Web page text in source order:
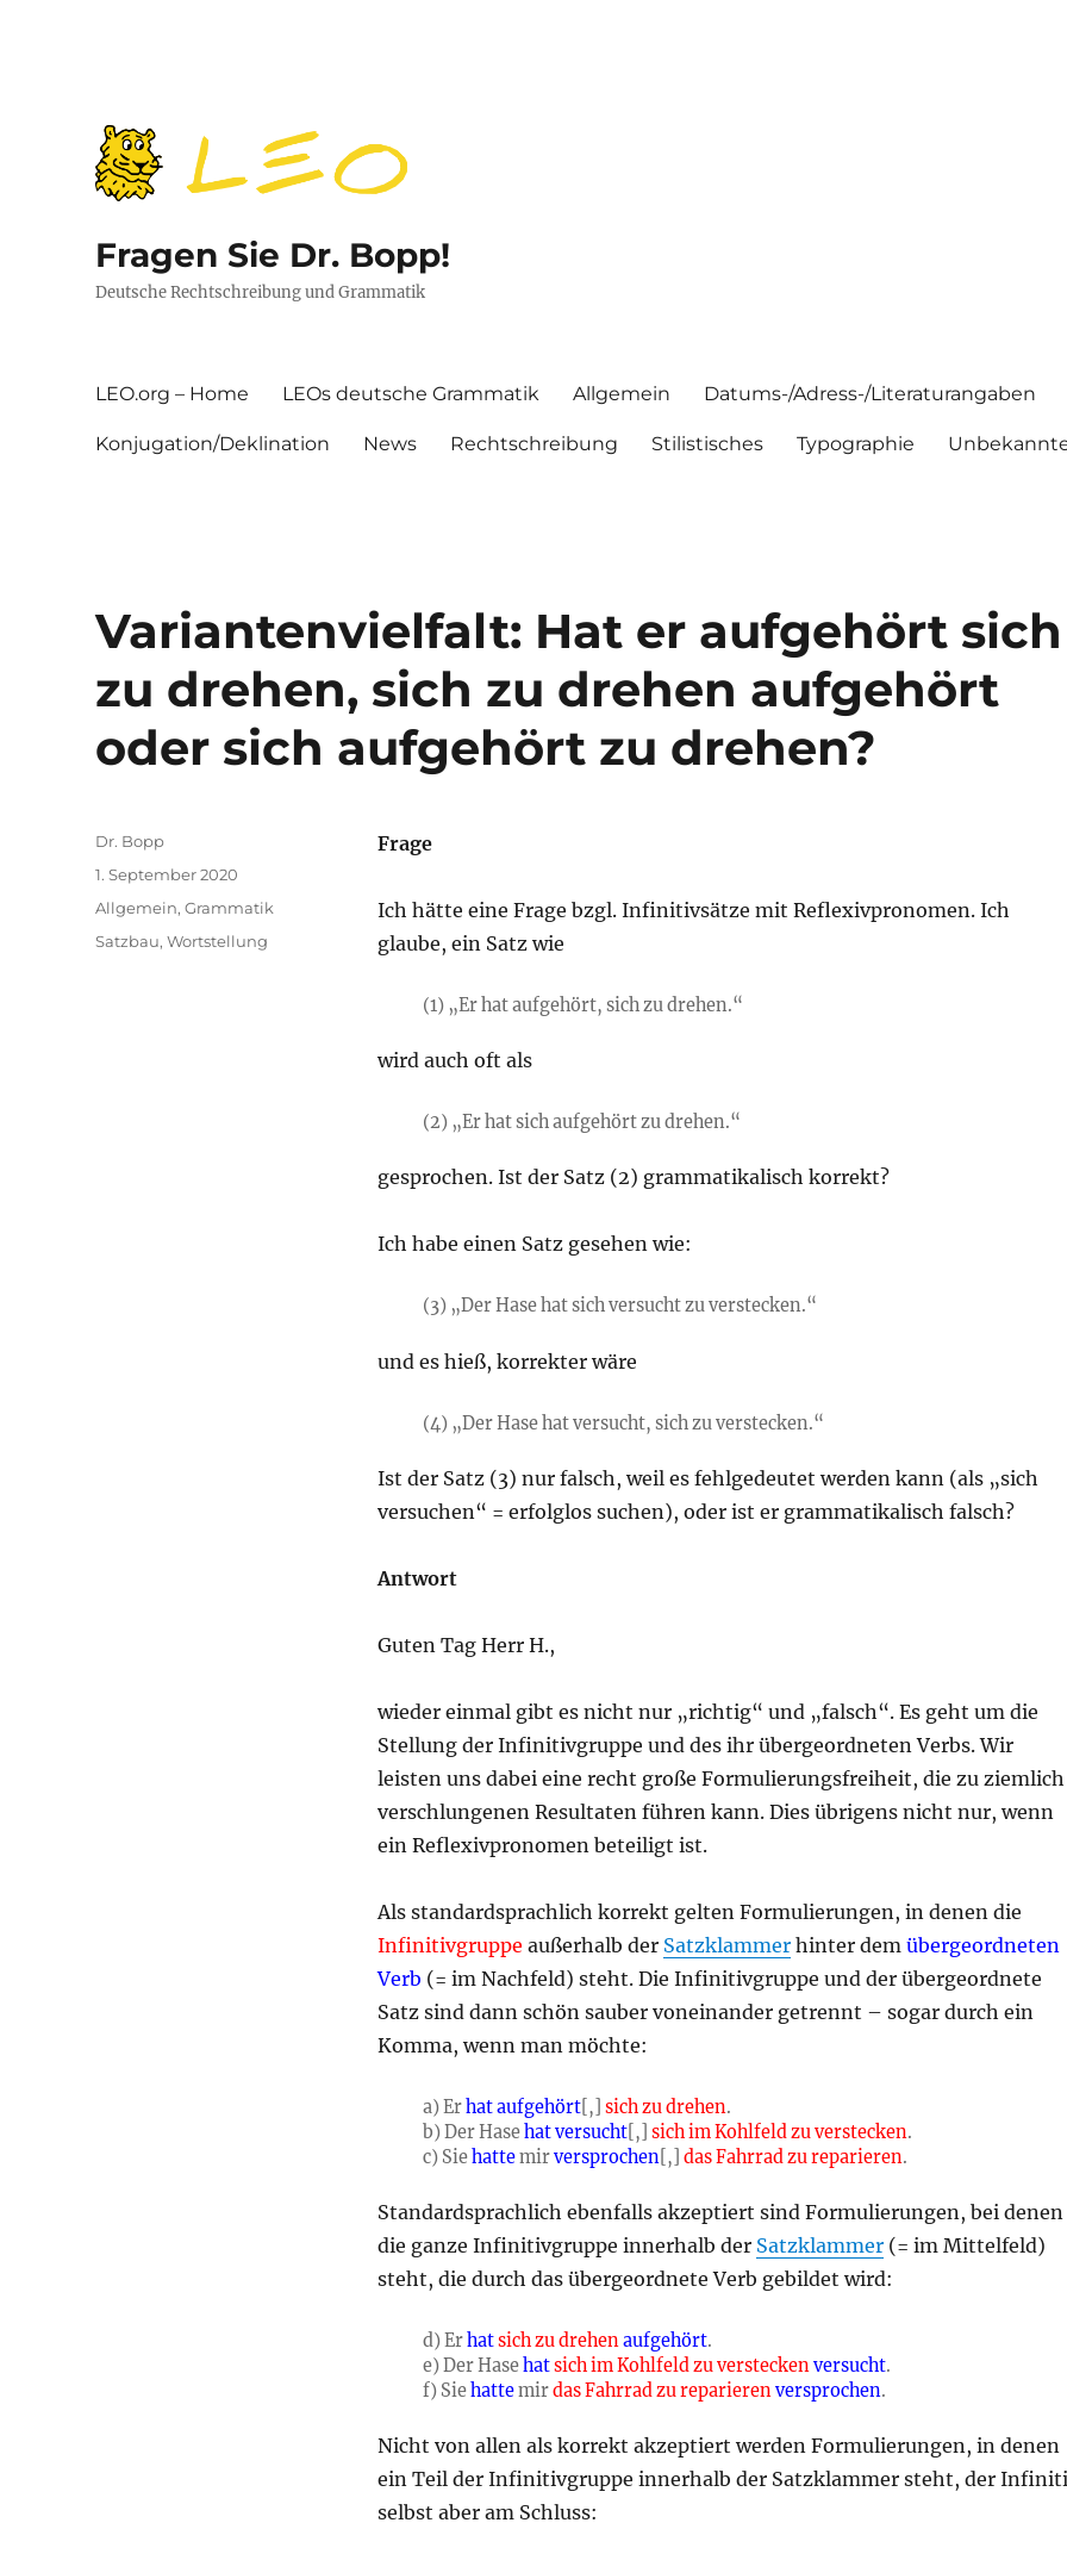
Fragen Sie Dr. Bopp!
Deutsche Rechtschreibung und Grammatik
LEO.org – Home LEOs deutsche Grammatik Allgemein Datums-/Adress-/Literaturangaben
Konjugation/Deklination News Rechtschreibung Stilistisches Typographie
Variantenvielfalt: Hat er aufgehört sich
zu drehen, sich zu drehen aufgehört
oder sich aufgehört zu drehen?
Frage
Ich hätte eine Frage bzgl. Infinitivsätze mit Reflexivpronomen. Ich
glaube, ein Satz wie
(1) „Er hat aufgehört, sich zu drehen.“
wird auch oft als
(2) „Er hat sich aufgehört zu drehen.“
gesprochen. Ist der Satz (2) grammatikalisch korrekt?
Ich habe einen Satz gesehen wie:
(3) „Der Hase hat sich versucht zu verstecken.“
und es hieß, korrekter wäre
(4) „Der Hase hat versucht, sich zu verstecken.“
Ist der Satz (3) nur falsch, weil es fehlgedeutet werden kann (als „sich
versuchen“ = erfolglos suchen), oder ist er grammatikalisch falsch?
Antwort
Guten Tag Herr H.,
wieder einmal gibt es nicht nur „richtig“ und „falsch“. Es geht um die
Stellung der Infinitivgruppe und des ihr übergeordneten Verbs. Wir
leisten uns dabei eine recht große Formulierungsfreiheit, die zu ziemlich
verschlungenen Resultaten führen kann. Dies übrigens nicht nur, wenn
ein Reflexivpronomen beteiligt ist.
Als standardsprachlich korrekt gelten Formulierungen, in denen die
Infinitivgruppe außerhalb der Satzklammerhinter dem übergeordneten
Verb (= im Nachfeld) steht. Die Infinitivgruppe und der übergeordnete
Satz sind dann schön sauber voneinander getrennt – sogar durch ein
Komma, wenn man möchte:
a) Erhataufgehört [,]sich zu drehen.
b) Der Hasehatversucht [,]sich im Kohlfeld zu verstecken.
c) Siehattemirversprochen [,]das Fahrrad zu reparieren.
Standardsprachlich ebenfalls akzeptiert sind Formulierungen, bei denen
die ganze Infinitivgruppe innerhalb der Satzklammer(= im Mittelfeld)
steht, die durch das übergeordnete Verb gebildet wird:
d) Erhatsich zu drehenaufgehört.
e) Der Hasehatsich im Kohlfeld zu versteckenversucht.
f) Siehattemirdas Fahrrad zu reparierenversprochen.
Nicht von allen als korrekt akzeptiert werden Formulierungen, in denen
ein Teil der Infinitivgruppe innerhalb der Satzklammer steht, der
selbst aber am Schluss:
Autor
Dr. Bopp
Veröffentlicht
am
1. September 2020
Kategorien
Allgemein,Grammatik
Schlagwörter
Satzbau,Wortstellung